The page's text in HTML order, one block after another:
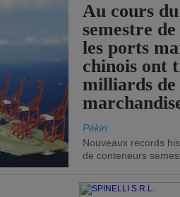
Au cours
semestre
les ports
chinois ont
milliards de
Pékin
Nouveaux records
de conteneurs